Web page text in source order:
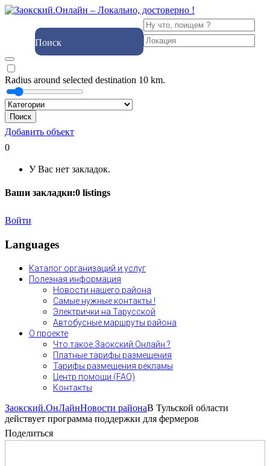
Поиск
Radius around selected destination 10 km.
Поиск
Добавить объект
0
У Вас нет закладок.
Ваши закладки:0 listings
Войти
Languages
Каталог организаций и услуг
Полезная информация
Новости нашего района
Самые нужные контакты !
Электрички на Тарусской
Автобусные маршруты района
О проекте
Что такое Заокский.Онлайн ?
Платные тарифы размещения
Тарифы размещения рекламы
Центр помощи (FAQ)
Контакты
Заокский.ОнЛайнНовости районаВ Тульской области
действует программа поддержки для фермеров
Поделиться